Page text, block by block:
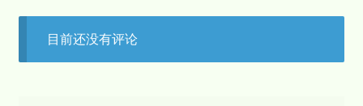
目前还没有评论